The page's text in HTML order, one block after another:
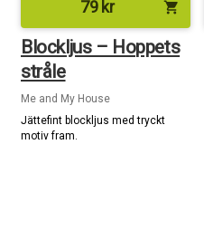
79kr shopping_cart
Blockljus – Hoppets
stråle
Me and My House
Jättefint blockljus med tryckt
motiv fram.